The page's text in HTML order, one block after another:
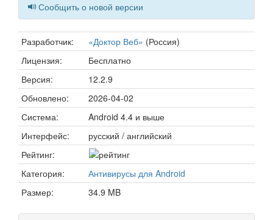
Сообщить о новой версии
Разработчик: «Доктор Веб» (Россия)
Лицензия:
Бесплатно
Версия:
12.2.9
Обновлено:
2026-04-02
Система:
Android 4.4 и выше
Интерфейс:
русский / английский
Рейтинг:
Категория:
Антивирусы для Android
Размер:
34.9 MB